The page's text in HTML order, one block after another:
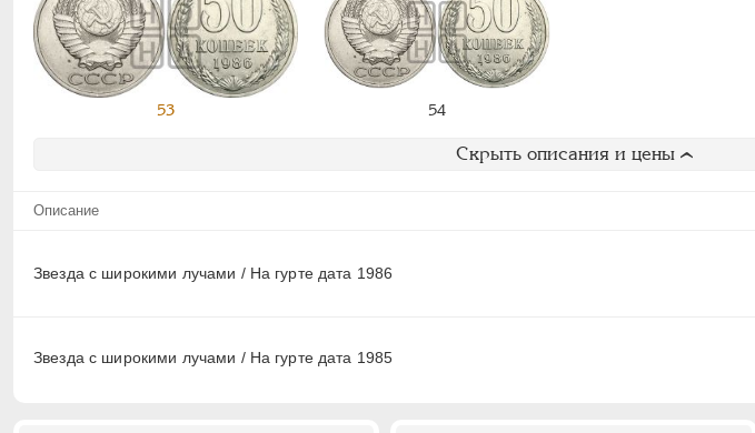
53 54
Скрыть описания и цены
Описание
Звезда с широкими лучами / На гурте дата 1986
Звезда с широкими лучами / На гурте дата 1985